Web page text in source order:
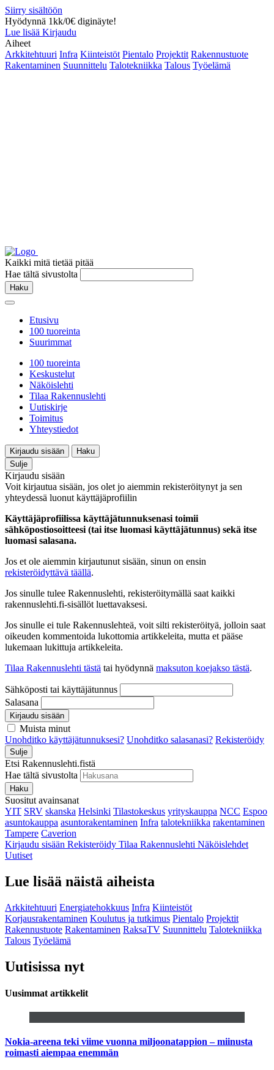
Siirry sisältöön
Hyödynnä 1kk/0€ diginäyte!
Lue lisää Kirjaudu
Aiheet
Arkkitehtuuri Infra Kiinteistöt Pientalo Projektit Rakennustuote
Rakentaminen Suunnittelu Talotekniikka Talous Työelämä
Kaikki mitä tietää pitää
Hae tältä sivustolta
Haku
Etusivu
100 tuoreinta
Suurimmat
100 tuoreinta
Keskustelut
Näköislehti
Tilaa Rakennuslehti
Uutiskirje
Toimitus
Yhteystiedot
Kirjaudu sisään
Haku
Sulje
Kirjaudu sisään
Voit kirjautua sisään, jos olet jo aiemmin rekisteröitynyt ja sen
yhteydessä luonut käyttäjäprofiilin
Käyttäjäprofiilissa käyttäjätunnuksenasi toimii
sähköpostiosoitteesi (tai itse luomasi käyttäjätunnus) sekä itse
luomasi salasana.
Jos et ole aiemmin kirjautunut sisään, sinun on ensin
rekisteröidyttävä täällä.
Jos sinulle tulee Rakennuslehti, rekisteröitymällä saat kaikki
rakennuslehti.fi-sisällöt luettavaksesi.
Jos sinulle ei tule Rakennuslehteä, voit silti rekisteröityä, jolloin saat
oikeuden kommentoida lukottomia artikkeleita, mutta et pääse
lukemaan lukittuja artikkeleita.
Tilaa Rakennuslehti tästä tai hyödynnä maksuton koejakso tästä.
Sähköposti tai käyttäjätunnus
Salasana
Kirjaudu sisään
Muista minut
Unohditko käyttäjätunnuksesi? Unohditko salasanasi? Rekisteröidy
Sulje
Etsi Rakennuslehti.fistä
Hae tältä sivustolta
Haku
Suositut avainsanat
YIT SRV skanska Helsinki Tilastokeskus yrityskauppa NCC Espoo
asuntokauppa asuntorakentaminen Infra talotekniikka rakentaminen
Tampere Caverion
Kirjaudu sisään Rekisteröidy Tilaa Rakennuslehti Näköislehdet
Uutiset
Lue lisää näistä aiheista
Arkkitehtuuri Energiatehokkuus Infra Kiinteistöt
Korjausrakentaminen Koulutus ja tutkimus Pientalo Projektit
Rakennustuote Rakentaminen RaksaTV Suunnittelu Talotekniikka
Talous Työelämä
Uutisissa nyt
Uusimmat artikkelit
Nokia-areena teki viime vuonna miljoonatappion – miinusta
roimasti aiempaa enemmän